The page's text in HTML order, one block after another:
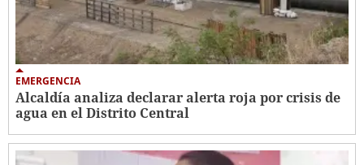
EMERGENCIA
Alcaldía analiza declarar alerta roja por crisis de
agua en el Distrito Central